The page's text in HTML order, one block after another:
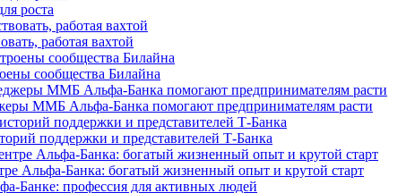
роста
работая вахтой
сообщества Билайна
ММБ Альфа-Банка помогают предпринимателям расти
поддержки и представителей Т-Банка
Альфа-Банка: богатый жизненный опыт и крутой старт